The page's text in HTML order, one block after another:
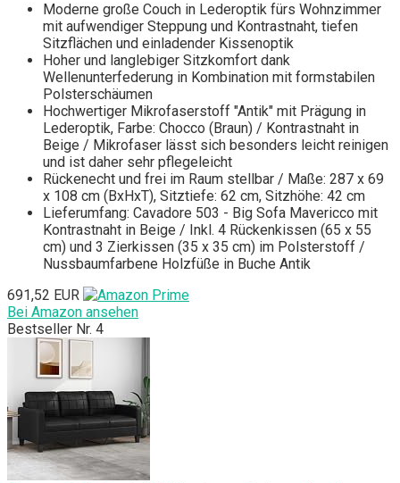
Moderne große Couch in Lederoptik fürs Wohnzimmer
mit aufwendiger Steppung und Kontrastnaht, tiefen
Sitzflächen und einladender Kissenoptik
Hoher und langlebiger Sitzkomfort dank
Wellenunterfederung in Kombination mit formstabilen
Polsterschäumen
Hochwertiger Mikrofaserstoff "Antik" mit Prägung in
Lederoptik, Farbe: Chocco (Braun) / Kontrastnaht in
Beige / Mikrofaser lässt sich besonders leicht reinigen
und ist daher sehr pflegeleicht
Rückenecht und frei im Raum stellbar / Maße: 287 x 69
x 108 cm (BxHxT), Sitztiefe: 62 cm, Sitzhöhe: 42 cm
Lieferumfang: Cavadore 503 - Big Sofa Mavericco mit
Kontrastnaht in Beige / Inkl. 4 Rückenkissen (65 x 55
cm) und 3 Zierkissen (35 x 35 cm) im Polsterstoff /
Nussbaumfarbene Holzfüße in Buche Antik
691,52 EUR
Bei Amazon ansehen
Bestseller Nr. 4